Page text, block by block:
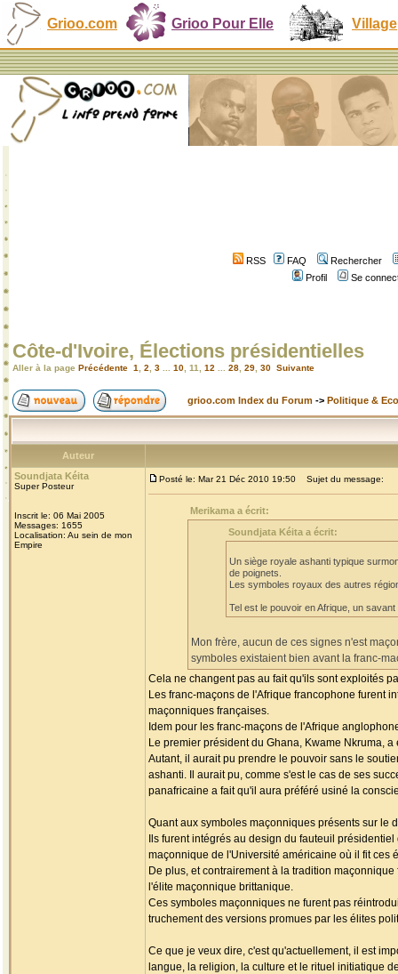
Grioo.com Grioo Pour Elle Village
RSS FAQ
Rechercher
Profil
Se
Côte-d'Ivoire, Élections présidentielles
Aller à la page Précédente 1 2 3 10 11 12 28 29 30 Suivante
grioo.com Index du Forum -> Politique &
Auteur
Soundjata Kéita
Super Posteur
Inscrit le: 06 Mai 2005
Messages: 1655
Localisation: Au sein de mon
Empire
Posté le: Mar 21 Déc 2010 19:50 Sujet du message:
Merikama a écrit:
Soundjata Kéita a écrit:
Un siège royale ashanti typique
de poignets.
Les symboles royaux des autres
Tel est le pouvoir en Afrique, un
Mon frère, aucun de ces signes n'est
symboles existaient bien avant la franc-
Cela ne changent pas au fait qu'ils sont exploités
Les franc-maçons de l'Afrique francophone furent
maçonniques françaises.
Idem pour les franc-maçons de l'Afrique
Le premier président du Ghana, Kwame Nkruma,
Autant, il aurait pu prendre le pouvoir sans le
ashanti. Il aurait pu, comme s'est le cas de ses
panafricaine a fait qu'il aura préféré usiné la
Quant aux symboles maçonniques présents sur le
Ils furent intégrés au design du fauteuil
maçonnique de l'Université américaine où il fit ces
De plus, et contrairement à la tradition
l'élite maçonnique brittanique.
Ces symboles maçonniques ne furent pas
truchement des versions promues par les élites
Ce que je veux dire, c'est qu'actuellement, il est
langue, la religion, la culture et le rituel initiatique